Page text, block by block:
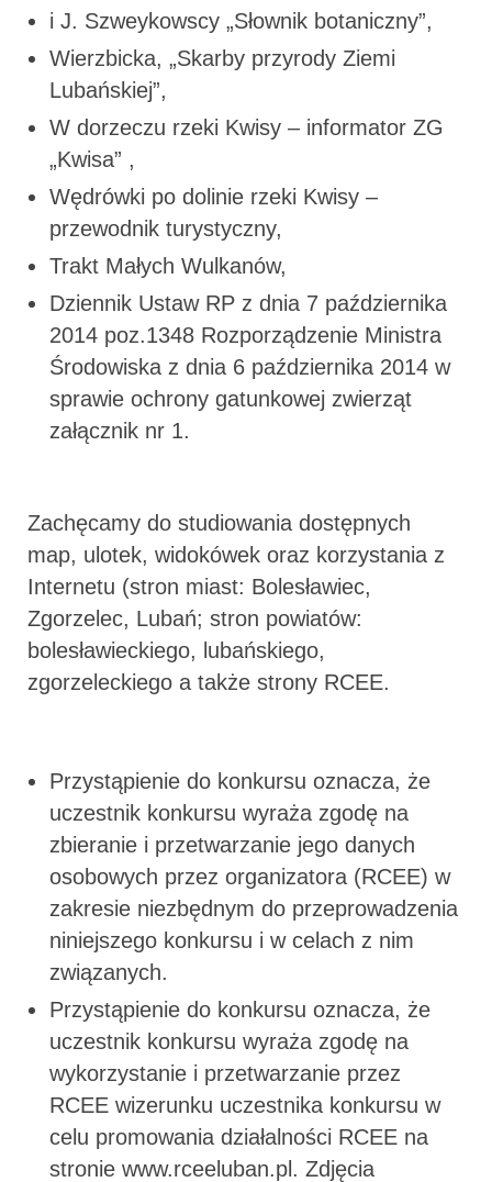
i J. Szweykowscy „Słownik botaniczny”,
Wierzbicka, „Skarby przyrody Ziemi
Lubańskiej”,
W dorzeczu rzeki Kwisy – informator ZG
„Kwisa” ,
Wędrówki po dolinie rzeki Kwisy –
przewodnik turystyczny,
Trakt Małych Wulkanów,
Dziennik Ustaw RP z dnia 7 października
2014 poz.1348 Rozporządzenie Ministra
Środowiska z dnia 6 października 2014 w
sprawie ochrony gatunkowej zwierząt
załącznik nr 1.
Zachęcamy do studiowania dostępnych
map, ulotek, widokówek oraz korzystania z
Internetu (stron miast: Bolesławiec,
Zgorzelec, Lubań; stron powiatów:
bolesławieckiego, lubańskiego,
zgorzeleckiego a także strony RCEE.
Przystąpienie do konkursu oznacza, że
uczestnik konkursu wyraża zgodę na
zbieranie i przetwarzanie jego danych
osobowych przez organizatora (RCEE) w
zakresie niezbędnym do przeprowadzenia
niniejszego konkursu i w celach z nim
związanych.
Przystąpienie do konkursu oznacza, że
uczestnik konkursu wyraża zgodę na
wykorzystanie i przetwarzanie przez
RCEE wizerunku uczestnika konkursu w
celu promowania działalności RCEE na
stronie www.rceeluban.pl. Zdjęcia